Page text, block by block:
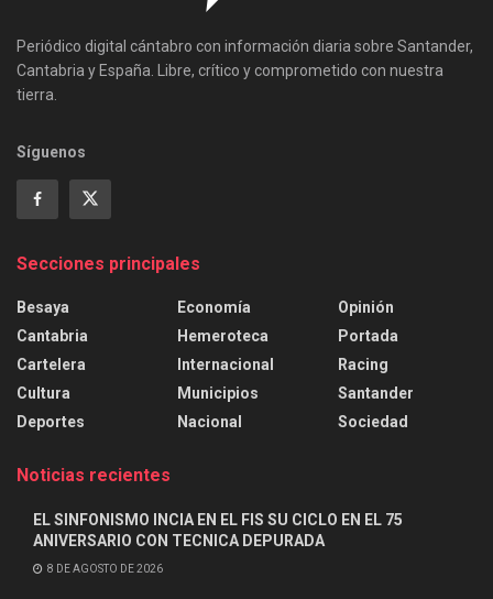
Periódico digital cántabro con información diaria sobre Santander,
Cantabria y España. Libre, crítico y comprometido con nuestra
tierra.
Síguenos
Secciones principales
Besaya
Cantabria
Cartelera
Cultura
Deportes
Economía
Hemeroteca
Internacional
Municipios
Nacional
Opinión
Portada
Racing
Santander
Sociedad
Noticias recientes
EL SINFONISMO INCIA EN EL FIS SU CICLO EN EL 75
ANIVERSARIO CON TECNICA DEPURADA
8 DE AGOSTO DE 2026